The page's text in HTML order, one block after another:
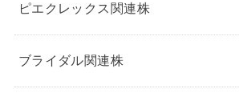
ピエクレックス関連株
ブライダル関連株